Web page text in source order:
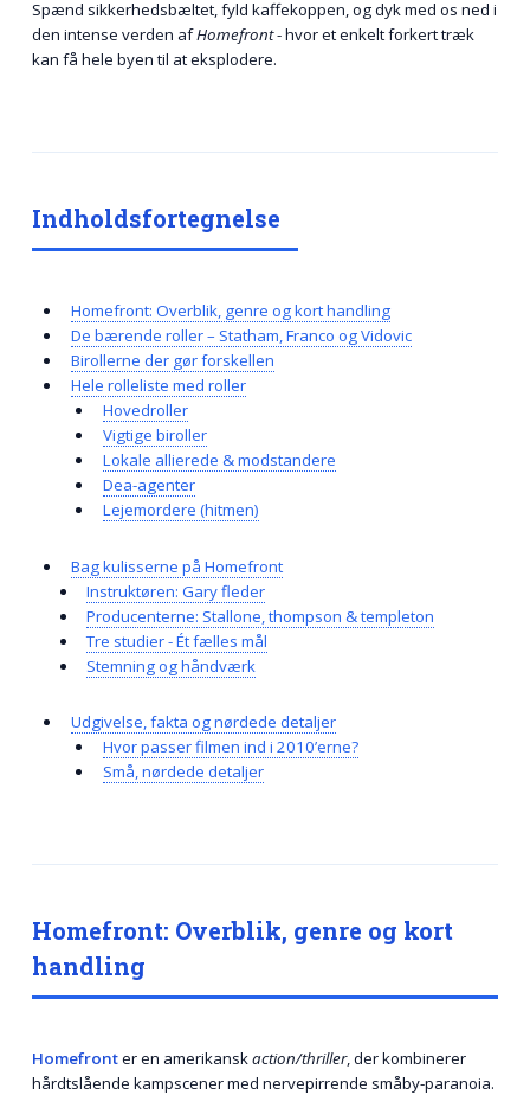
Spænd sikkerhedsbæltet, fyld kaffekoppen, og dyk med os ned i
den intense verden afHomefront- hvor et enkelt forkert træk
kan få hele byen til at eksplodere.
Homefront: Overblik, genre og kort
handling
Homefronter en amerikanskaction/thriller, der kombinerer
hårdtslående kampscener med nervepirrende småby-paranoia.
Indholdsfortegnelse
Homefront: Overblik, genre og kort handling
De bærende roller – Statham, Franco og Vidovic
Birollerne der gør forskellen
Hele rolleliste med roller
Hovedroller
Vigtige biroller
Lokale allierede & modstandere
Dea-agenter
Lejemordere (hitmen)
Bag kulisserne på Homefront
Instruktøren: Gary fleder
Producenterne: Stallone, thompson & templeton
Tre studier - Ét fælles mål
Stemning og håndværk
Udgivelse, fakta og nørdede detaljer
Hvor passer filmen ind i 2010’erne?
Små, nørdede detaljer